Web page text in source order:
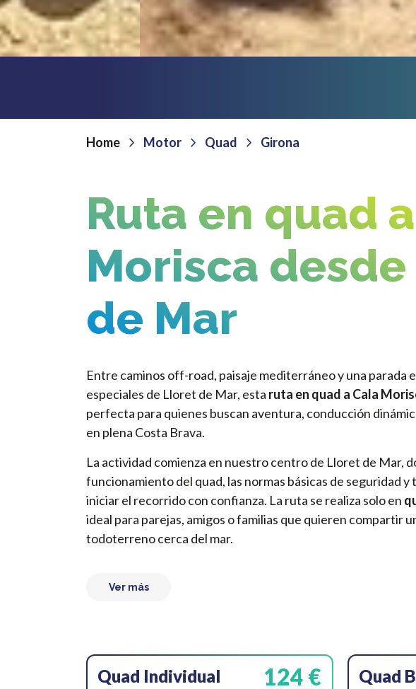
Home Motor Quad Girona
Ruta en quad
Morisca
de Mar
Entre caminos off-road, paisaje mediterráneo y una parada
especiales de Lloret de Mar, esta ruta en quad a Cala
perfecta para quienes buscan aventura, conducción
en plena Costa Brava.
La actividad comienza en nuestro centro de Lloret de Mar,
funcionamiento del quad, las normas básicas de seguridad y
iniciar el recorrido con confianza. La ruta se realiza solo en
ideal para parejas, amigos o familias que quieren compartir
todoterreno cerca del mar.
Ver más
Quad Individual 124 € Quad